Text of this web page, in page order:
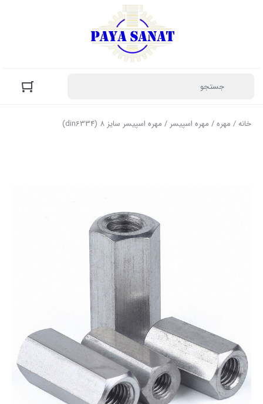
خانه/ مهره/ مهره اسپیسر / مهره اسپیسر سایز 8 (din6334)